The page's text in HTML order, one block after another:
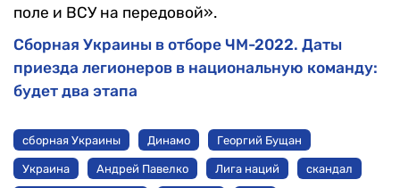
поле и ВСУ на передовой».
Сборная Украины в отборе ЧМ-2022. Даты
приезда легионеров в национальную команду:
будет два этапа
сборная Украины Динамо Георгий Бущан
Украина Андрей Павелко Лига наций скандал